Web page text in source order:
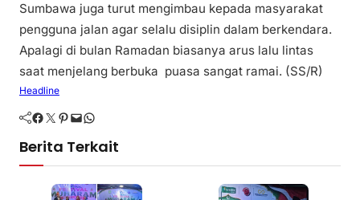
Sumbawa juga turut mengimbau kepada masyarakat
pengguna jalan agar selalu disiplin dalam berkendara.
Apalagi di bulan Ramadan biasanya arus lalu lintas
saat menjelang berbuka puasa sangat ramai. (SS/R)
Headline
Facebook Twitter Pinterest Mail WhatsApp
Berita Terkait